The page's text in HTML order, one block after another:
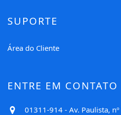
SUPORTE
Área do Cliente
ENTRE EM CONTATO
01311-914 - Av. Paulista,